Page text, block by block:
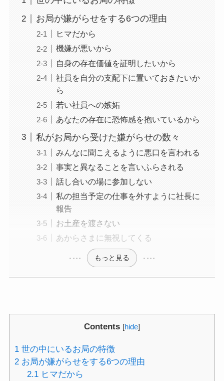
お局が嫌がらせをする6つの理由
ヒマだから
機嫌が悪いから
自身の存在価値を証明したいから
社員を自分の支配下に置いておきたいか
ら
若い社員への嫉妬
あなたの存在に恐怖感を抱いているから
私がお局から受けた嫌がらせの数々
みんなに聞こえるように悪口を言われる
事実と異なることを言いふらされる
話し合いの場に参加しない
私の担当予定の仕事を外すように社長に
報告
お土産を渡さない
あからさまに無視してくる
もっと見る
Contents [hide]
1世の中にいるお局の特徴
2お局が嫌がらせをする6つの理由
2.1 ヒマだから